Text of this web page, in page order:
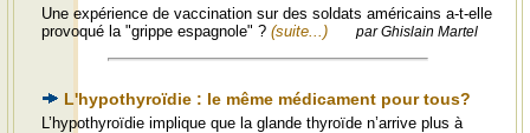
Une expérience de vaccination sur des soldats américains a-t-elle
provoqué la "grippe espagnole" ? (suite...) par Ghislain Martel
L'hypothyroïdie : le même médicament pour tous?
L’hypothyroïdie implique que la glande thyroïde n’arrive plus à